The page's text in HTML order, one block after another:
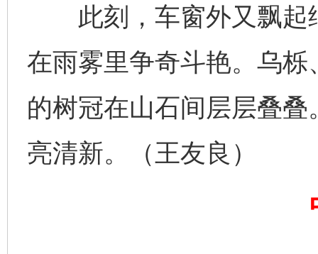
此刻，车窗外又飘起
在雨雾里争奇斗艳。乌
的树冠在山石间层层叠
亮清新。（王友良）
完善运行机制助力责任有效落实 一纸欠